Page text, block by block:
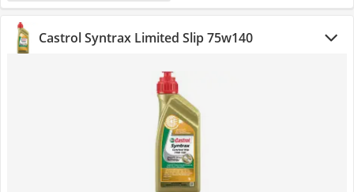
Castrol Syntrax Limited Slip 75w140